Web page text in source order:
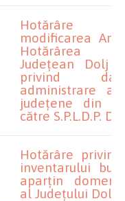
Hotărâre
modificarea
Hotărârea
Județean Dolj
privind
administrare a
județene din
către S.P.L.D.P.
Hotărâre
inventarului
aparțin
al Județului Dolj